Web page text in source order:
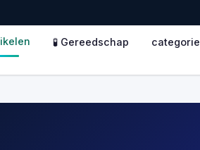
🧪 Gereedschap